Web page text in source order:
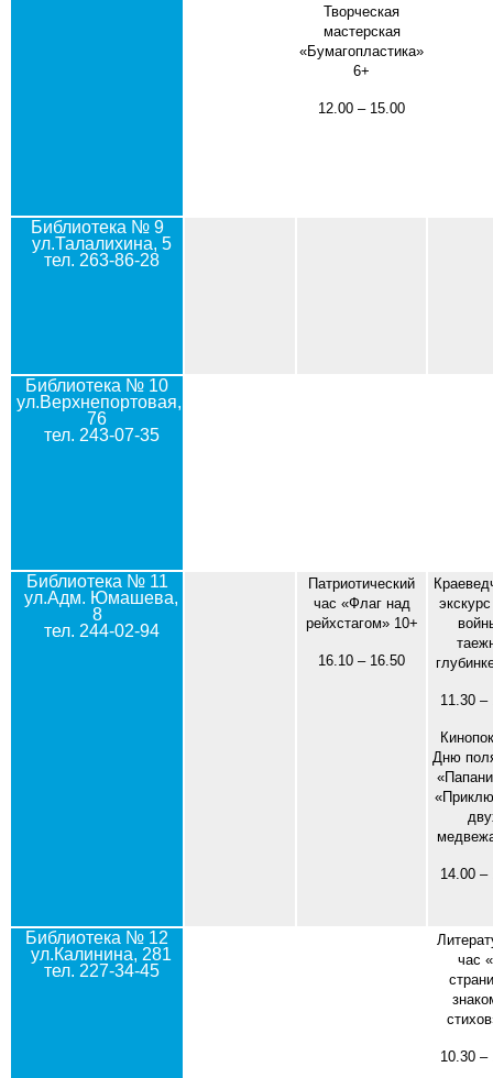
Творческая
мастерская
«Бумагопластика»
6+
12.00 – 15.00
Библиотека № 9
ул.Талалихина, 5
тел. 263-86-28
Библиотека № 10
ул.Верхнепортовая,
76
тел. 243-07-35
Библиотека № 11
ул.Адм. Юмашева,
8
тел. 244-02-94
Патриотический
час «Флаг над
рейхстагом» 10+
16.10 – 16.50
11.30 –
Дню
14.00 –
Библиотека № 12
ул.Калинина, 281
тел. 227-34-45
час
10.30 –